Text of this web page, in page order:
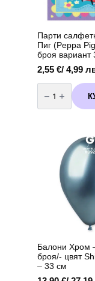
Парти
Пиг (Peppa
броя вариант
2,55 €/ 4,99
количество
за
Парти
салфетки
вариант
Балони Хром
броя/- цвят
– 33 см